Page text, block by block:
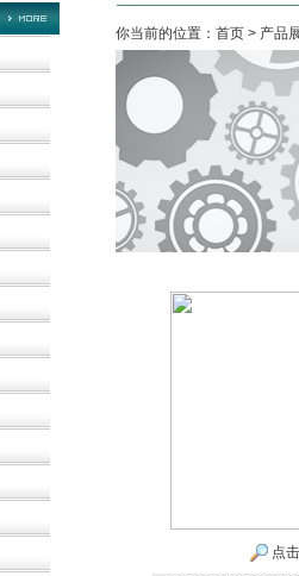
你当前的位置：首页 > 产品
点